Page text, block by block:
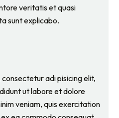
veritatis et quasi
sunt explicabo.
adi pisicing elit,
ut labore et dolore
veniam, quis exercitation